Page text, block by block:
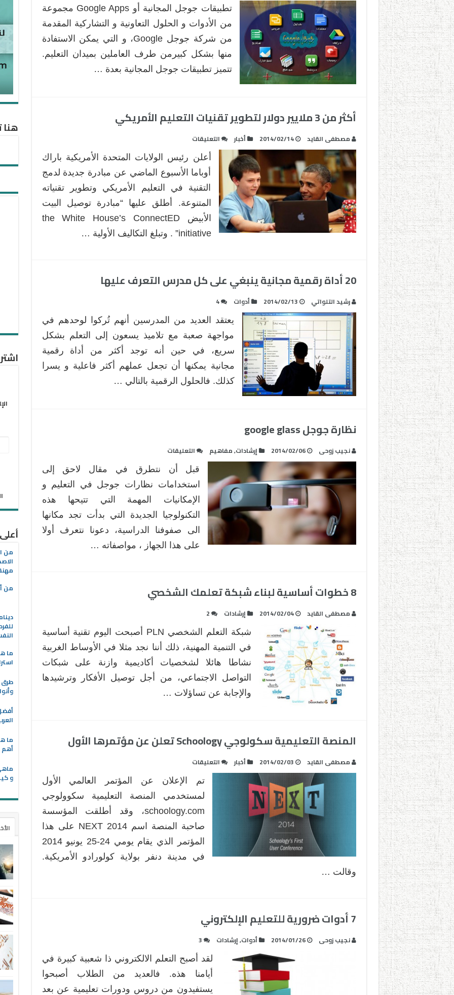
تطبيقات جوجل المجانية أو Google Apps مجموعة
من الأدوات و الحلول التعاونية و التشاركية المقدمة
من شركة جوجل Google، و التي يمكن الاستفادة
منها بشكل كبيرمن طرف العاملين بميدان التعليم.
تتميز تطبيقات جوجل المجانية بعدة …
أكثر من 3 ملايير دولار لتطوير تقنيات التعليم الأمريكي
مصطفى القايد 2014/02/14 أخبار التعليقات
من
3
ملايير
لتطوير
تقنيات
التعليم
أعلن رئيس الولايات المتحدة الأمريكية باراك
أوباما الأسبوع الماضي عن مبادرة جديدة لدمج
التقنية في التعليم الأمريكي وتطوير تقنياته
المتنوعة. أطلق عليها “مبادرة توصيل البيت
الأبيض the White House’s ConnectED
initiative” . وتبلغ التكاليف الأولية …
20 أداة رقمية مجانية ينبغي على كل مدرس التعرف عليها
رشيد التلواتي 2014/02/13 أدوات 4
يعتقد العديد من المدرسين أنهم تُركوا لوحدهم في
مواجهة صعبة مع تلاميذ يسعون إلى التعلم بشكل
سريع، في حين أنه توجد أكثر من أداة رقمية
مجانية يمكنها أن تجعل عملهم أكثر فاعلية و يسرا
كذلك. فالحلول الرقمية بالتالي …
نظارة جوجل google glass
نجيب زوحى 2014/02/06 إرشادات,مفاهيم التعليقات
جوجل
google
glass
مغلقة
قبل أن نتطرق في مقال لاحق إلى
استخدامات نظارات جوجل في التعليم و
الإمكانيات المهمة التي تتيحها هذه
التكنولوجيا الجديدة التي بدأت تجد مكانها
الى صفوفنا الدراسية، دعونا نتعرف أولا
على هذا الجهاز ، مواصفاته …
8 خطوات أساسية لبناء شبكة تعلمك الشخصي‎
مصطفى القايد 2014/02/04 إرشادات 2
شبكة التعلم الشخصي PLN أصبحت اليوم تقنية أساسية
في التنمية المهنية، ذلك أننا نجد مثلا في الأوساط الغربية
نشاطا هائلا لشخصيات أكاديمية وازنة على شبكات
التواصل الاجتماعي، من أجل توصيل الأفكار وترشيدها
والإجابة عن تساؤلات …
المنصة التعليمية سكولوجي Schoology تعلن عن مؤتمرها الأول
مصطفى القايد 2014/02/03 أخبار التعليقات
التعليمية
سكولوجي
Schoology
تعلن
عن
مؤتمرها
الأول
تم الإعلان عن المؤتمر العالمي الأول
لمستخدمي المنصة التعليمية سكوولوجي
schoology.com، وقد أطلقت المؤسسة
صاحبة المنصة اسم NEXT 2014 على هذا
المؤتمر الذي يقام يومي 24-25 يونيو 2014
في مدينة دنفر بولاية كولورادو الأمريكية.
وقالت …
7 أدوات ضرورية للتعليم الإلكتروني
نجيب زوحى 2014/01/26 أدوات,إرشادات 3
لقد أصبح التعلم الالكتروني ذا شعبية كبيرة في
أيامنا هذه. فالعديد من الطلاب أصبحوا
يستفيدون من دروس ودورات تعليمية عن بعد
هنا
من
من
ما
طرق
ما
أهم
و